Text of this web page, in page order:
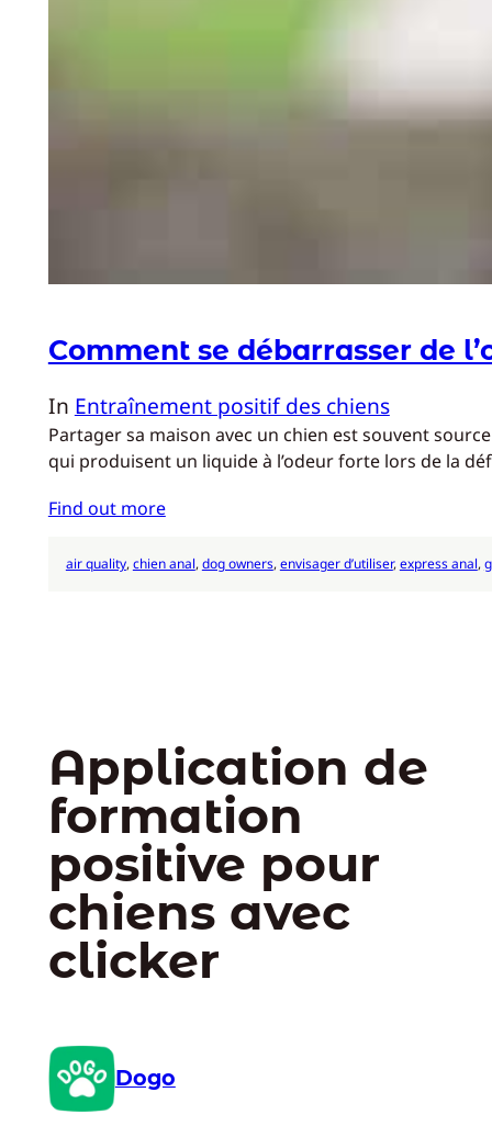
Comment se débarrasser de
In Entraînement positif des chiens
Partager sa maison avec un chien est souvent
qui produisent un liquide à l’odeur forte lors de la
Find out more
air quality, chien anal, dog owners, envisager d’utiliser, express anal,
Application de
formation
positive pour
chiens avec
clicker
Dogo